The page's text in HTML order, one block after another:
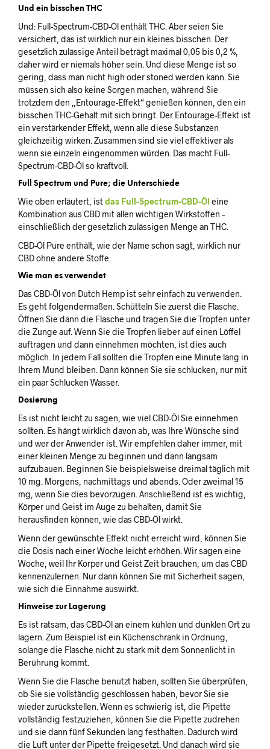
Und ein bisschen THC
Und: Full-Spectrum-CBD-Öl enthält THC. Aber seien Sie
versichert, das ist wirklich nur ein kleines bisschen. Der
gesetzlich zulässige Anteil beträgt maximal 0,05 bis 0,2 %,
daher wird er niemals höher sein. Und diese Menge ist so
gering, dass man nicht high oder stoned werden kann. Sie
müssen sich also keine Sorgen machen, während Sie
trotzdem den „Entourage-Effekt“ genießen können, den ein
bisschen THC-Gehalt mit sich bringt. Der Entourage-Effekt ist
ein verstärkender Effekt, wenn alle diese Substanzen
gleichzeitig wirken. Zusammen sind sie viel effektiver als
wenn sie einzeln eingenommen würden. Das macht Full-
Spectrum-CBD-Öl so kraftvoll.
Full Spectrum und Pure; die Unterschiede
Wie oben erläutert, istdas Full-Spectrum-CBD-Öl eine
Kombination aus CBD mit allen wichtigen Wirkstoffen –
einschließlich der gesetzlich zulässigen Menge an THC.
CBD-Öl Pure enthält, wie der Name schon sagt, wirklich nur
CBD ohne andere Stoffe.
Wie man es verwendet
Das CBD-Öl von Dutch Hemp ist sehr einfach zu verwenden.
Es geht folgendermaßen. Schütteln Sie zuerst die Flasche.
Öffnen Sie dann die Flasche und tragen Sie die Tropfen unter
die Zunge auf. Wenn Sie die Tropfen lieber auf einen Löffel
auftragen und dann einnehmen möchten, ist dies auch
möglich. In jedem Fall sollten die Tropfen eine Minute lang in
Ihrem Mund bleiben. Dann können Sie sie schlucken, nur mit
ein paar Schlucken Wasser.
Dosierung
Es ist nicht leicht zu sagen, wie viel CBD-Öl Sie einnehmen
sollten. Es hängt wirklich davon ab, was Ihre Wünsche sind
und wer der Anwender ist. Wir empfehlen daher immer, mit
einer kleinen Menge zu beginnen und dann langsam
aufzubauen. Beginnen Sie beispielsweise dreimal täglich mit
10 mg. Morgens, nachmittags und abends. Oder zweimal 15
mg, wenn Sie dies bevorzugen. Anschließend ist es wichtig,
Körper und Geist im Auge zu behalten, damit Sie
herausfinden können, wie das CBD-Öl wirkt.
Wenn der gewünschte Effekt nicht erreicht wird, können Sie
die Dosis nach einer Woche leicht erhöhen. Wir sagen eine
Woche, weil Ihr Körper und Geist Zeit brauchen, um das CBD
kennenzulernen. Nur dann können Sie mit Sicherheit sagen,
wie sich die Einnahme auswirkt.
Hinweise zur Lagerung
Es ist ratsam, das CBD-Öl an einem kühlen und dunklen Ort zu
lagern. Zum Beispiel ist ein Küchenschrank in Ordnung,
solange die Flasche nicht zu stark mit dem Sonnenlicht in
Berührung kommt.
Wenn Sie die Flasche benutzt haben, sollten Sie überprüfen,
ob Sie sie vollständig geschlossen haben, bevor Sie sie
wieder zurückstellen. Wenn es schwierig ist, die Pipette
vollständig festzuziehen, können Sie die Pipette zudrehen
und sie dann fünf Sekunden lang festhalten. Dadurch wird
die Luft unter der Pipette freigesetzt. Und danach wird sie